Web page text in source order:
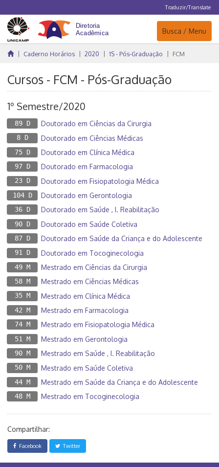
Traduzir/Translate
Navegação
Busca / Menu
Caderno Horários 2020 1S - Pós-Graduação FCM
Cursos - FCM - Pós-Graduação
1º Semestre/2020
89 D Doutorado em Ciências da Cirurgia
8 D Doutorado em Ciências Médicas
75 D Doutorado em Clínica Médica
97 D Doutorado em Farmacologia
23 D Doutorado em Fisiopatologia Médica
104 D Doutorado em Gerontologia
36 D Doutorado em Saúde , I. Reabilitação
90 D Doutorado em Saúde Coletiva
87 D Doutorado em Saúde da Criança e do Adolescente
91 D Doutorado em Tocoginecologia
49 M Mestrado em Ciências da Cirurgia
58 M Mestrado em Ciências Médicas
35 M Mestrado em Clínica Médica
42 M Mestrado em Farmacologia
74 M Mestrado em Fisiopatologia Médica
51 M Mestrado em Gerontologia
90 M Mestrado em Saúde , I. Reabilitação
50 M Mestrado em Saúde Coletiva
44 M Mestrado em Saúde da Criança e do Adolescente
48 M Mestrado em Tocoginecologia
Compartilhar:
Facebook Twitter